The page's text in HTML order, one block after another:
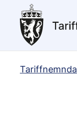
hovedinnhold
Tariffnemnda